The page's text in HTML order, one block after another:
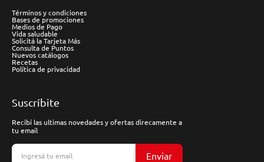
Términos y condiciones
Bases de promociones
Medios de Pago
Vida saludable
Solicitá la Tarjeta Más
Consulta de Puntos
Nuevos catálogos
Recetas
Política de privacidad
Suscríbite
Recibí las ultimas novedades y ofertas direcamente a
tu email
Enviar